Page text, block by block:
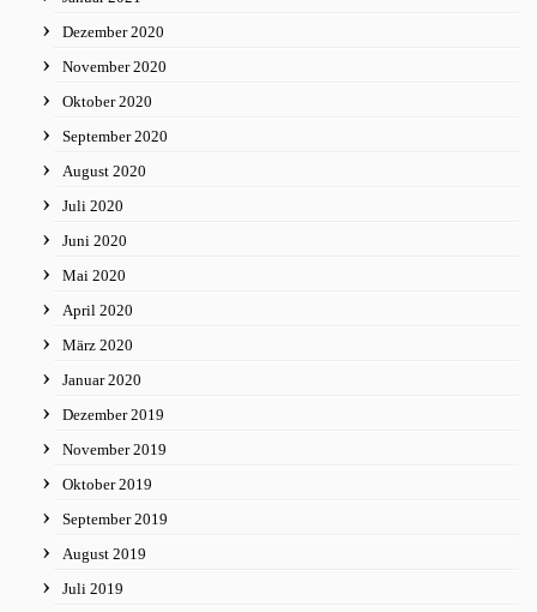
Dezember 2020
November 2020
Oktober 2020
September 2020
August 2020
Juli 2020
Juni 2020
Mai 2020
April 2020
März 2020
Januar 2020
Dezember 2019
November 2019
Oktober 2019
September 2019
August 2019
Juli 2019